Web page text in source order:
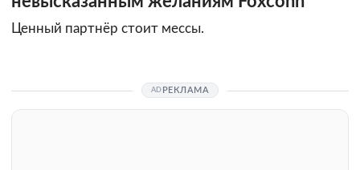
Ценный партнёр стоит мессы.
РЕКЛАМА